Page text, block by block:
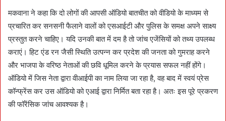
मकवाना ने कहा कि दो लोगों की आपसी ऑडियो बातचीत को वीडियो के माध्यम से
प्रचारित कर सनसनी फैलाने वालों को एसआईटी और पुलिस के समक्ष अपने साक्ष्य
प्रस्तुत करने चाहिए। यदि उनकी बात में दम है तो जांच एजेंसियों को तथ्य उपलब्ध
कराएं। हिट एंड रन जैसी स्थिति उत्पन्न कर प्रदेश की जनता को गुमराह करने
और भाजपा के वरिष्ठ नेताओं की छवि धूमिल करने के प्रयास सफल नहीं होंगे।
ऑडियो में जिस नेता द्वारा वीआईपी का नाम लिया जा रहा है, वह बाद में स्वयं प्रेस
कॉन्फ्रेंस कर उस ऑडियो को एआई द्वारा निर्मित बता रहा है। अतः इस पूरे प्रकरण
की फॉरेंसिक जांच आवश्यक है।